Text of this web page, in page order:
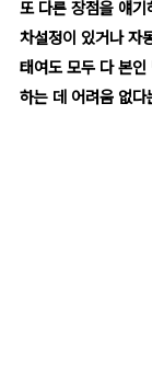
또 다른 장점을 얘
차설정이 있거나 자
태여도 모두 다 본
하는 데 어려움 없